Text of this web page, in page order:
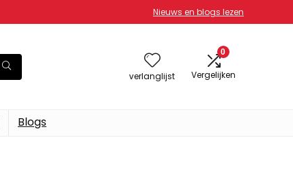
Nieuws en blogs lezen
verlanglijst
0
Vergelijken
Blogs